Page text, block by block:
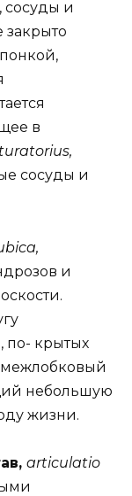
сосуды и
закрыто
в
сосуды и
и
по- крытых
небольшую
жизни.
articulatio